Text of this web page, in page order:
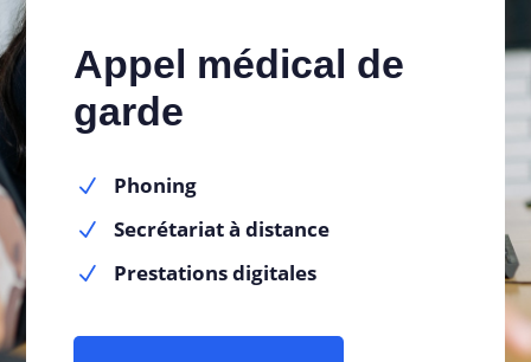
Appel médical de
garde
N Phoning
N Secrétariat à distance
N Prestations digitales